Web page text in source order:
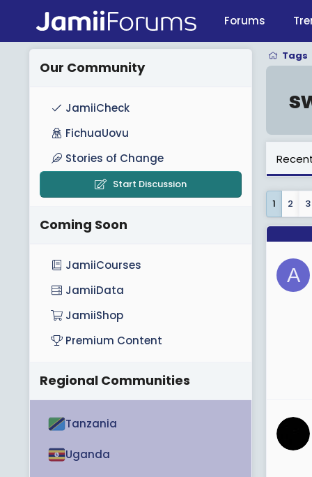
Forums
Tags
1 2 3
A
Our Community
JamiiCheck
FichuaUovu
Stories of Change
Start Discussion
Coming Soon
JamiiCourses
JamiiData
JamiiShop
Premium Content
Regional Communities
Tanzania
Uganda